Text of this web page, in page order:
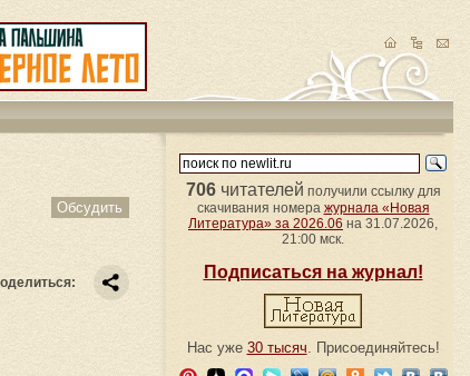
Обсудить
706читателей получили ссылку для
скачивания номера журнала «Новая
Литература» за 2026.06 на 31.07.2026,
21:00 мск.
Подписаться на журнал!
Нас уже 30 тысяч. Присоединяйтесь!